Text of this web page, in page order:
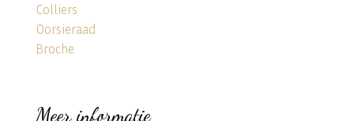
Colliers
Oorsieraad
Broche
Meer informatie